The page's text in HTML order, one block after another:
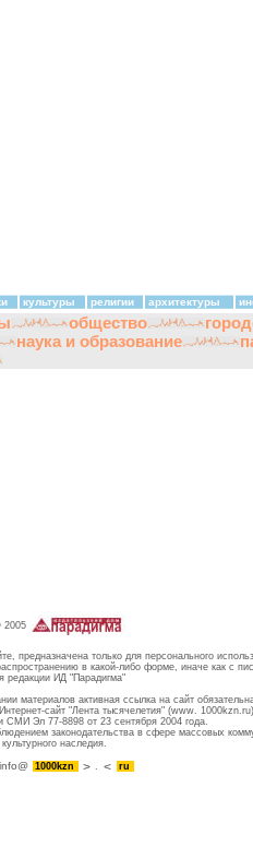
культуры религии архитектуры
общество
наука и образование
2005
предназначена только для персонального
в какой-либо форме, иначе как с
редакции ИД "Парадигма"
материалов активная ссылка на сайт
сайт "Лента тысячелетия" (www. 1000kzn.ru)
СМИ Эл 77-8898 от 23 сентября 2004 года.
законодательства в сфере массовых
наследия.
info@ 1000kzn . ru